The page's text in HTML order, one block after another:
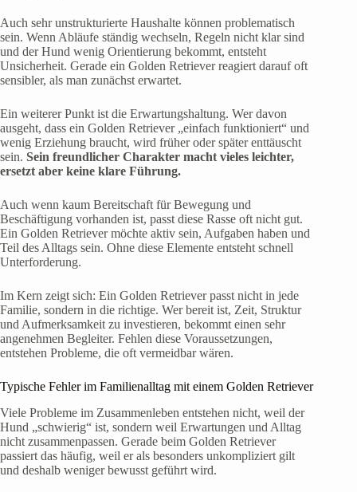
Auch sehr unstrukturierte Haushalte können problematisch
sein. Wenn Abläufe ständig wechseln, Regeln nicht klar sind
und der Hund wenig Orientierung bekommt, entsteht
Unsicherheit. Gerade ein Golden Retriever reagiert darauf oft
sensibler, als man zunächst erwartet.
Ein weiterer Punkt ist die Erwartungshaltung. Wer davon
ausgeht, dass ein Golden Retriever „einfach funktioniert“ und
wenig Erziehung braucht, wird früher oder später enttäuscht
sein. Sein freundlicher Charakter macht vieles leichter,
ersetzt aber keine klare Führung.
Auch wenn kaum Bereitschaft für Bewegung und
Beschäftigung vorhanden ist, passt diese Rasse oft nicht gut.
Ein Golden Retriever möchte aktiv sein, Aufgaben haben und
Teil des Alltags sein. Ohne diese Elemente entsteht schnell
Unterforderung.
Im Kern zeigt sich: Ein Golden Retriever passt nicht in jede
Familie, sondern in die richtige. Wer bereit ist, Zeit, Struktur
und Aufmerksamkeit zu investieren, bekommt einen sehr
angenehmen Begleiter. Fehlen diese Voraussetzungen,
entstehen Probleme, die oft vermeidbar wären.
Typische Fehler im Familienalltag mit einem Golden Retriever
Viele Probleme im Zusammenleben entstehen nicht, weil der
Hund „schwierig“ ist, sondern weil Erwartungen und Alltag
nicht zusammenpassen. Gerade beim Golden Retriever
passiert das häufig, weil er als besonders unkompliziert gilt
und deshalb weniger bewusst geführt wird.